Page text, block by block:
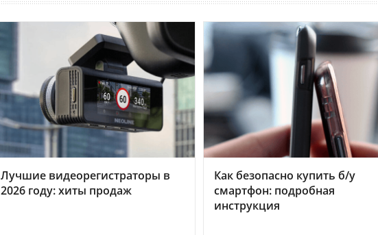
Лучшие видеорегистраторы в
2026 году: хиты продаж
Как безопасно купить б/у
смартфон: подробная
инструкция